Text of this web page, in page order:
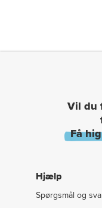
Vil du
Få
Hjælp
Spørgsmål og